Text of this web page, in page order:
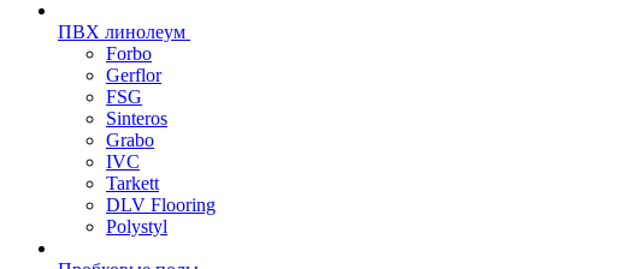
ПВХ линолеум
Forbo
Gerflor
FSG
Sinteros
Grabo
IVC
Tarkett
DLV Flooring
Polystyl